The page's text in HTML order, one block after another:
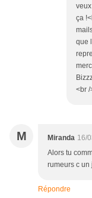
ça
que
<br /
M Miranda 16/
Alors tu
rumeurs c un
Répondre